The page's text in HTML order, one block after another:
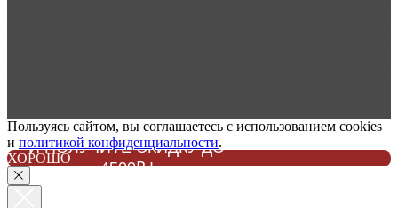
ЗАПИШИТЕСЬ НА ПРИМЕРКУ
И ПОЛУЧИТЕ СКИДКУ ДО
4500₽ !
Пользуясь сайтом, вы соглашаетесь с использованием cookies
и политикой конфиденциальности.
ХОРОШО